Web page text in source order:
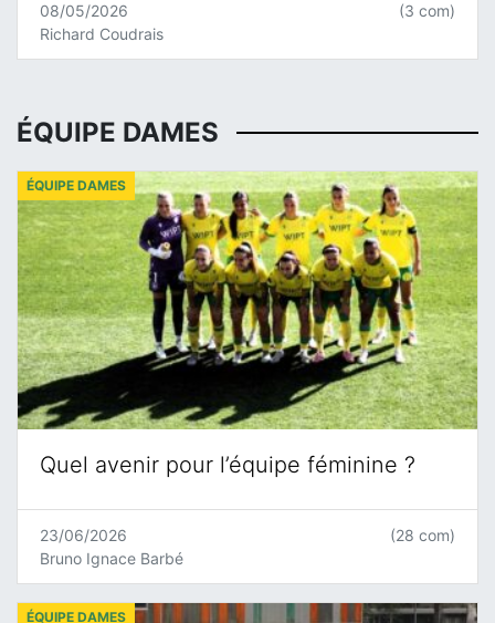
08/05/2026
Richard Coudrais
(3 com)
ÉQUIPE DAMES
Quel avenir pour l’équipe féminine ?
ÉQUIPE DAMES
23/06/2026
Bruno Ignace Barbé
(28 com)
ÉQUIPE DAMES